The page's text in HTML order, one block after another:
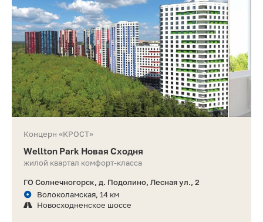
Концерн «КРОСТ»
Wellton Park Новая Сходня
жилой квартал комфорт-класса
ГО Солнечногорск, д. Подолино, Лесная ул., 2
Волоколамская, 14 км
Новосходненское шоссе